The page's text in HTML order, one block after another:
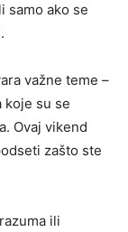
samo ako se
važne teme –
koje su se
Ovaj vikend
zašto ste
ili